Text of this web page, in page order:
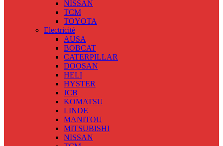
NISSAN
TCM
TOYOTA
Electricité
AUSA
BOBCAT
CATERPILLAR
DOOSAN
HELI
HYSTER
JCB
KOMATSU
LINDE
MANITOU
MITSUBISHI
NISSAN